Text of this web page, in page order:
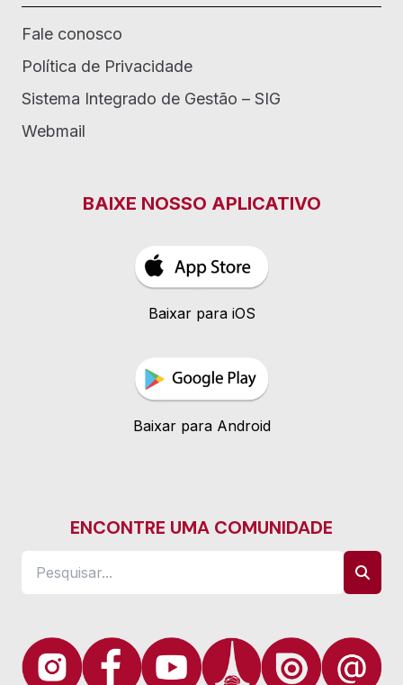
Fale conosco
Política de Privacidade
Sistema Integrado de Gestão – SIG
Webmail
BAIXE NOSSO APLICATIVO
Baixar para iOS
Baixar para Android
ENCONTRE UMA COMUNIDADE